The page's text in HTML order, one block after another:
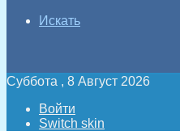
Искать
Суббота , 8 Август 2026
Войти
Switch skin